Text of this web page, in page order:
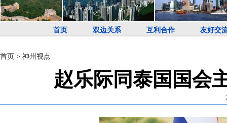
首页 双边关系 互利合作 友好交
首页 > 神州视点
赵乐际同泰国国会